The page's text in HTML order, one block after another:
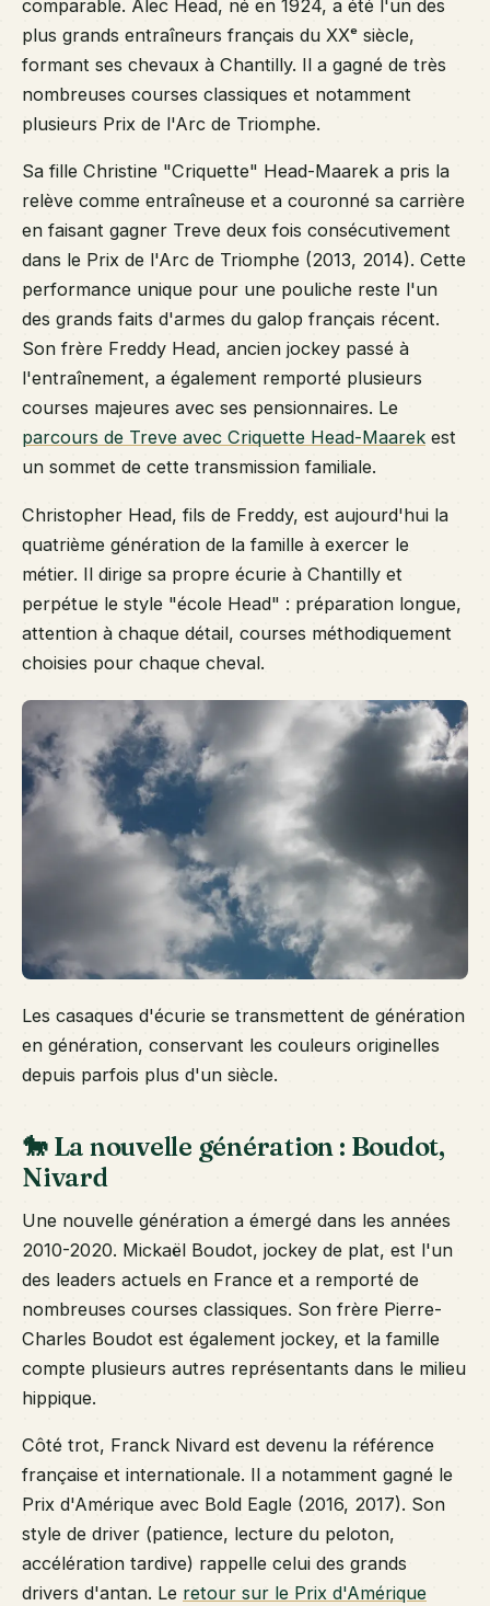
comparable. Alec Head, né en 1924, a été l'un des
plus grands entraîneurs français du XXᵉ siècle,
formant ses chevaux à Chantilly. Il a gagné de très
nombreuses courses classiques et notamment
plusieurs Prix de l'Arc de Triomphe.
Sa fille Christine "Criquette" Head-Maarek a pris la
relève comme entraîneuse et a couronné sa carrière
en faisant gagner Treve deux fois consécutivement
dans le Prix de l'Arc de Triomphe (2013, 2014). Cette
performance unique pour une pouliche reste l'un
des grands faits d'armes du galop français récent.
Son frère Freddy Head, ancien jockey passé à
l'entraînement, a également remporté plusieurs
courses majeures avec ses pensionnaires. Le
parcours de Treve avec Criquette Head-Maarek est
un sommet de cette transmission familiale.
Christopher Head, fils de Freddy, est aujourd'hui la
quatrième génération de la famille à exercer le
métier. Il dirige sa propre écurie à Chantilly et
perpétue le style "école Head" : préparation longue,
attention à chaque détail, courses méthodiquement
choisies pour chaque cheval.
Les casaques d'écurie se transmettent de génération
en génération, conservant les couleurs originelles
depuis parfois plus d'un siècle.
🐎 La nouvelle génération : Boudot,
Nivard
Une nouvelle génération a émergé dans les années
2010-2020. Mickaël Boudot, jockey de plat, est l'un
des leaders actuels en France et a remporté de
nombreuses courses classiques. Son frère Pierre-
Charles Boudot est également jockey, et la famille
compte plusieurs autres représentants dans le milieu
hippique.
Côté trot, Franck Nivard est devenu la référence
française et internationale. Il a notamment gagné le
Prix d'Amérique avec Bold Eagle (2016, 2017). Son
style de driver (patience, lecture du peloton,
accélération tardive) rappelle celui des grands
drivers d'antan. Le retour sur le Prix d'Amérique